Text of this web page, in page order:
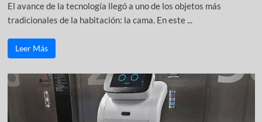
El avance de la tecnología llegó a uno de los objetos más
tradicionales de la habitación: la cama. En este ...
Leer Más